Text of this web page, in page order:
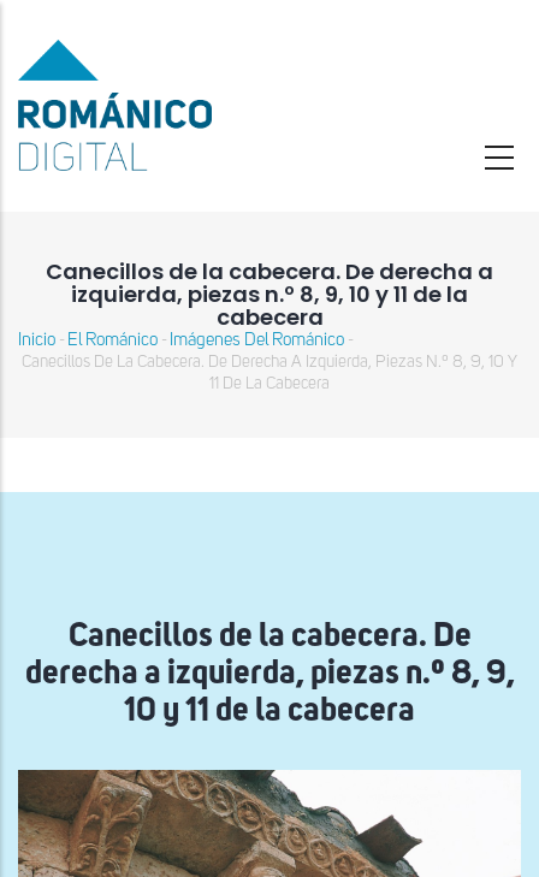
contenido
principal
Canecillos de la cabecera. De derecha a
izquierda, piezas n.º 8, 9, 10 y 11 de la
cabecera
Sobrescribir
a
Inicio - El Románico - Imágenes Del Románico -
Canecillos De La Cabecera. De Derecha A Izquierda, Piezas N.º 8, 9, 10 Y
11 De La Cabecera
Canecillos de la cabecera. De
derecha a izquierda, piezas n.º 8, 9,
10 y 11 de la cabecera